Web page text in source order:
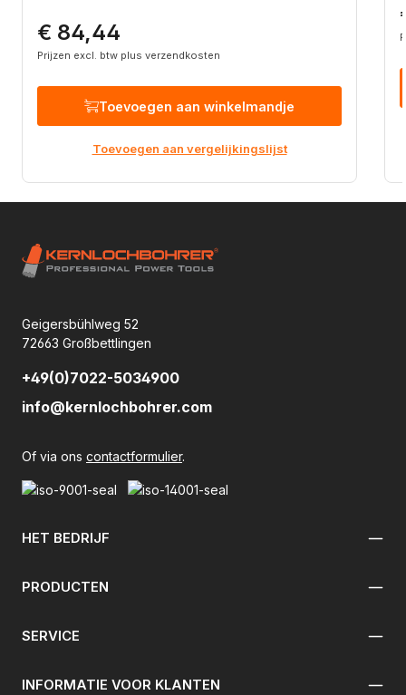
Normale prijs:
€ 84,44
Prijzen excl. btw plus verzendkosten
Toevoegen aan winkelmandje
Toevoegen aan vergelijkingslijst
Geigersbühlweg 52
72663 Großbettlingen
+49(0)7022-5034900
info@kernlochbohrer.com
Of via ons contactformulier.
HET BEDRIJF
PRODUCTEN
SERVICE
INFORMATIE VOOR KLANTEN